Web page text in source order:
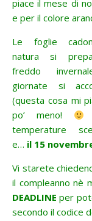
piace il mese di
e per il colore
Le foglie
natura si
freddo
giornate si
(questa cosa mi
po’ meno!
temperature
e… il 15
Vi starete
il compleanno nè
DEADLINE per
secondo il codice